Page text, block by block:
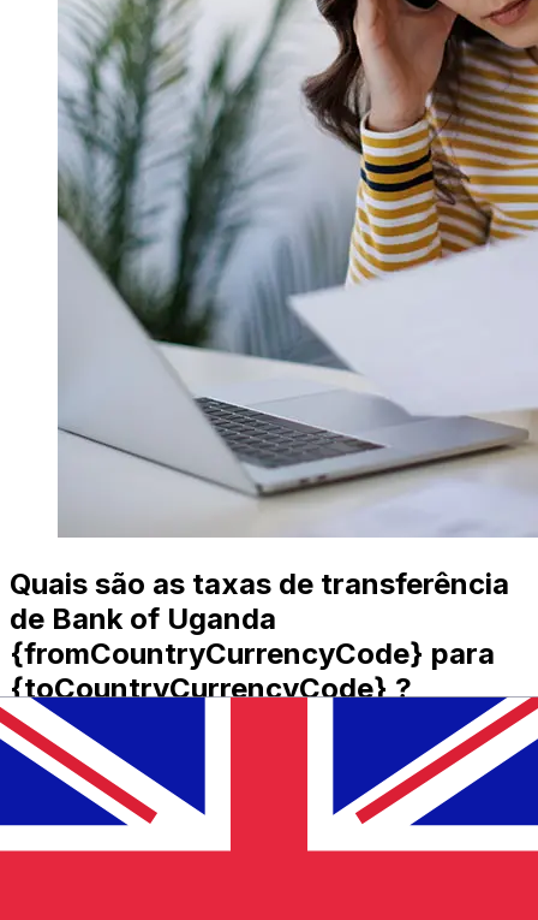
Quais são as taxas de transferência
de Bank of Uganda
{fromCountryCurrencyCode} para
{toCountryCurrencyCode} ?
Bank of Uganda custos de transferência internacional
de dinheiro de UGX para GBP dependem de fatores
como o valor da transferência. Normalmente,
transferências de valores mais altos vêm com taxas